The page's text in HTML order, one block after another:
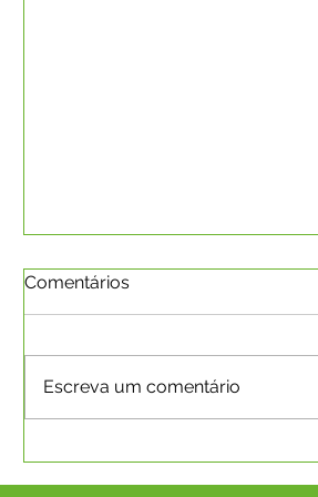
Comentários
Escreva um comentário